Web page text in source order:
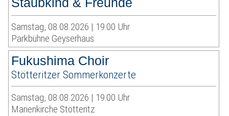
Samstag, 08.08.2026 | 19:00 Uhr
Parkbühne Geyserhaus
Fukushima Choir
Stötteritzer Sommerkonzerte
Samstag, 08.08.2026 | 19:00 Uhr
Marienkirche Stötteritz